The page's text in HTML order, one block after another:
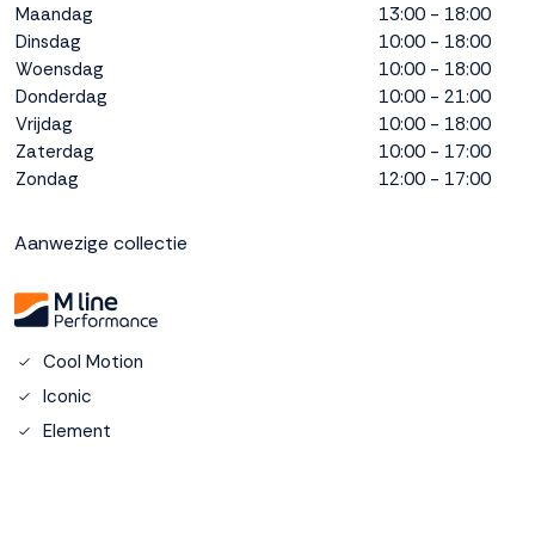
weten? Lees
dit overzicht
alle
cookieinstellingen en
lees hier onze privacy
policy
accepteren geef je
cookies. Kies je voor
plaatsen we alleen
functionele en
analytische cookies.
Accepteren
Maandag
13:00 - 18:00
Dinsdag
10:00 - 18:00
Woensdag
10:00 - 18:00
Donderdag
10:00 - 21:00
Vrijdag
10:00 - 18:00
Zaterdag
10:00 - 17:00
Zondag
12:00 - 17:00
Aanwezige collectie
Cool Motion
Iconic
Element